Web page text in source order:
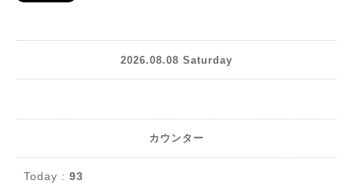
2026.08.08 Saturday
カウンター
Today : 93